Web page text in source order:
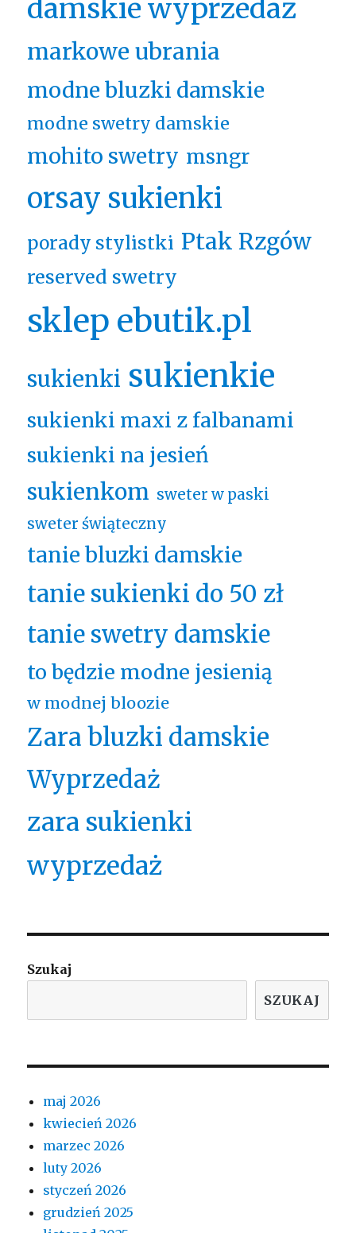
damskie wyprzedaż
markowe ubrania
modne bluzki damskie
modne swetry damskie
mohito swetry msngr
orsay sukienki
porady stylistki Ptak Rzgów
reserved swetry
sklep ebutik.pl
sukienki sukienkie
sukienki maxi z falbanami
sukienki na jesień
sukienkom sweter w paski
sweter świąteczny
tanie bluzki damskie
tanie sukienki do 50 zł
tanie swetry damskie
to będzie modne jesienią
w modnej bloozie
Zara bluzki damskie
Wyprzedaż
zara sukienki
wyprzedaż
Szukaj
SZUKAJ
maj 2026
kwiecień 2026
marzec 2026
luty 2026
styczeń 2026
grudzień 2025